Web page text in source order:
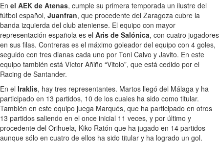
En el AEK de Atenas, cumple su primera temporada un ilustre del
fútbol español, Juanfran, que procedente del Zaragoza cubre la
banda izquierda del club ateniense. El equipo con mayor
representación española es el Aris de Salónica, con cuatro jugadores
en sus filas. Contreras es el máximo goleador del equipo con 4 goles,
seguido con tres dianas cada uno por Toni Calvo y Javito. En este
equipo también está Víctor Añiño “Vitolo”, que está cedido por el
Racing de Santander.
En el Iraklis, hay tres representantes. Martos llegó del Málaga y ha
participado en 13 partidos, 10 de los cuales ha sido como titular.
También en este equipo juega Marqués, que ha participado en otros
13 partidos saliendo en el once inicial 11 veces, y por último y
procedente del Orihuela, Kiko Ratón que ha jugado en 14 partidos
aunque sólo en cuatro de ellos ha sido titular y ha logrado un gol.